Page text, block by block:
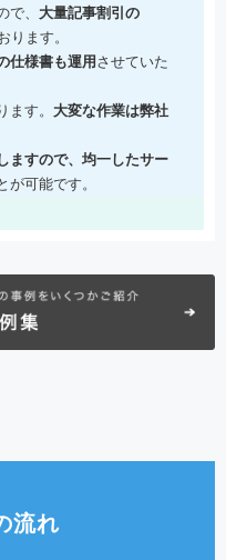
、 大量記事割引の
ります。
仕様書も運用 させていた
ます。 大変な作業は弊社
ますので、均一したサー
が可能です。
流れ